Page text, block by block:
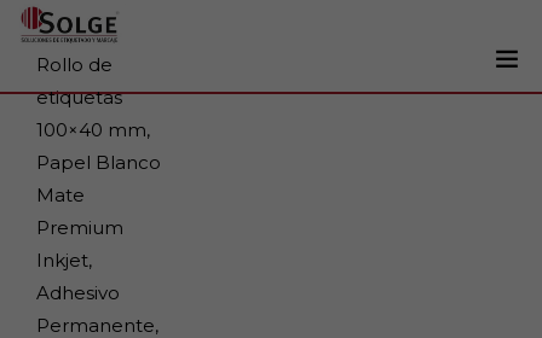
Soluciones
Impresoras
Etiquetas
Tintas
Rollo de
etiquetas
100×40 mm,
Papel Blanco
Mate
Premium
Inkjet,
Adhesivo
Permanente,